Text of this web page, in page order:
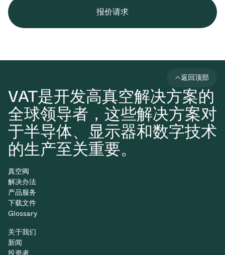
报价请求
VAT是开发高真空解决方案的
全球领导者，这些解决方案对
于半导体、显示器和数字技术
的生产至关重要。
返回顶部
真空阀
解决办法
产品服务
下载文件
Glossary
关于我们
新闻
投资者